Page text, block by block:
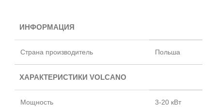
ИНФОРМАЦИЯ
Страна производитель Польша
ХАРАКТЕРИСТИКИ VOLCANO
Мощность 3-20 кВт